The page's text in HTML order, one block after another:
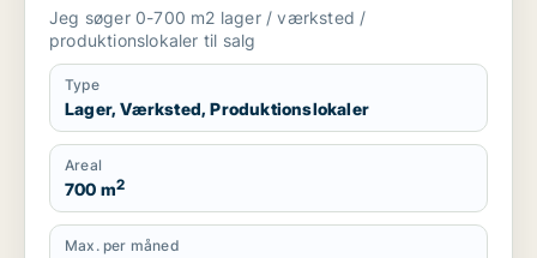
Storkøbenhavn
Jeg søger 0-700 m2 lager / værksted /
produktionslokaler til salg
Type
Lager, Værksted, Produktionslokaler
Areal
700 m2
Max. per måned